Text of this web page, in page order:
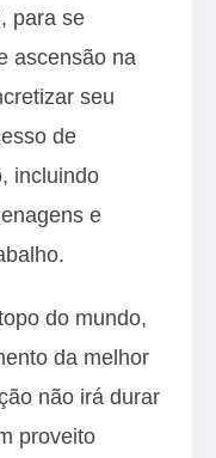
para se
ascensão na
seu
de
incluindo
e
do mundo,
da melhor
não irá durar
proveito